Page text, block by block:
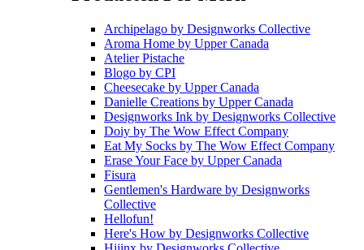
Archipelago by Designworks Collective
Aroma Home by Upper Canada
Atelier Pistache
Blogo by CPI
Cheesecake by Upper Canada
Danielle Creations by Upper Canada
Designworks Ink by Designworks Collective
Doiy by The Wow Effect Company
Eat My Socks by The Wow Effect Company
Erase Your Face by Upper Canada
Fisura
Gentlemen's Hardware by Designworks
Collective
Hellofun!
Here's How by Designworks Collective